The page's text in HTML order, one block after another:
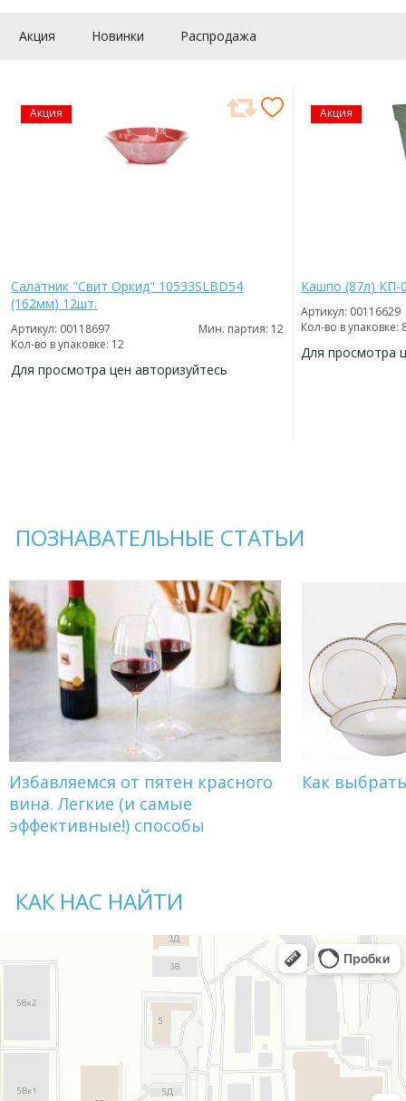
Акция Новинки Распродажа
Акция
Салатник "Свит Оркид" 10533SLBD54
(162мм) 12шт.
Артикул: 00118697
Мин. партия: 12
Кол-во в упаковке: 12
Для просмотра цен авторизуйтесь
Акция
Кашпо (87л) КП-
Артикул: 00116629
Кол-во в упаковке:
Для просмотра
ПОЗНАВАТЕЛЬНЫЕ СТАТЬИ
Избавляемся от пятен красного
вина. Легкие (и самые
эффективные!) способы
Как
КАК НАС НАЙТИ